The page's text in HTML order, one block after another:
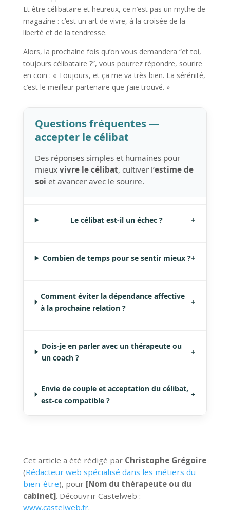
Et être célibataire et heureux, ce n’est pas un mythe de
magazine : c’est un art de vivre, à la croisée de la
liberté et de la tendresse.
Alors, la prochaine fois qu’on vous demandera “et toi,
toujours célibataire ?”, vous pourrez répondre, sourire
en coin : « Toujours, et ça me va très bien. La sérénité,
c’est le meilleur partenaire que j’aie trouvé. »
Questions fréquentes —
accepter le célibat
Des réponses simples et humaines pour
mieux vivre le célibat, cultiver l’estime de
soi et avancer avec le sourire.
Le célibat est-il un échec ? +
Combien de temps pour se sentir mieux ?+
Comment éviter la dépendance affective
à la prochaine relation ?
+
Dois-je en parler avec un thérapeute ou
un coach ?
+
Envie de couple et acceptation du célibat,
est-ce compatible ?
+
Cet article a été rédigé par Christophe Grégoire
(Rédacteur web spécialisé dans les métiers du
bien-être), pour [Nom du thérapeute ou du
cabinet]. Découvrir Castelweb :
www.castelweb.fr.